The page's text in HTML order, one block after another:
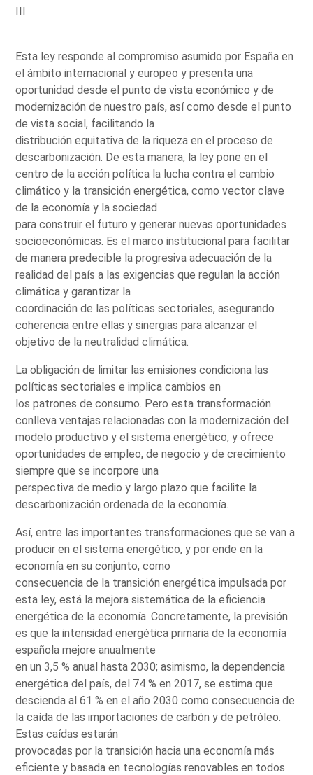
III
Esta ley responde al compromiso asumido por España en
el ámbito internacional y europeo y presenta una
oportunidad desde el punto de vista económico y de
modernización de nuestro país, así como desde el punto
de vista social, facilitando la
distribución equitativa de la riqueza en el proceso de
descarbonización. De esta manera, la ley pone en el
centro de la acción política la lucha contra el cambio
climático y la transición energética, como vector clave
de la economía y la sociedad
para construir el futuro y generar nuevas oportunidades
socioeconómicas. Es el marco institucional para facilitar
de manera predecible la progresiva adecuación de la
realidad del país a las exigencias que regulan la acción
climática y garantizar la
coordinación de las políticas sectoriales, asegurando
coherencia entre ellas y sinergias para alcanzar el
objetivo de la neutralidad climática.
La obligación de limitar las emisiones condiciona las
políticas sectoriales e implica cambios en
los patrones de consumo. Pero esta transformación
conlleva ventajas relacionadas con la modernización del
modelo productivo y el sistema energético, y ofrece
oportunidades de empleo, de negocio y de crecimiento
siempre que se incorpore una
perspectiva de medio y largo plazo que facilite la
descarbonización ordenada de la economía.
Así, entre las importantes transformaciones que se van a
producir en el sistema energético, y por ende en la
economía en su conjunto, como
consecuencia de la transición energética impulsada por
esta ley, está la mejora sistemática de la eficiencia
energética de la economía. Concretamente, la previsión
es que la intensidad energética primaria de la economía
española mejore anualmente
en un 3,5 % anual hasta 2030; asimismo, la dependencia
energética del país, del 74 % en 2017, se estima que
descienda al 61 % en el año 2030 como consecuencia de
la caída de las importaciones de carbón y de petróleo.
Estas caídas estarán
provocadas por la transición hacia una economía más
eficiente y basada en tecnologías renovables en todos